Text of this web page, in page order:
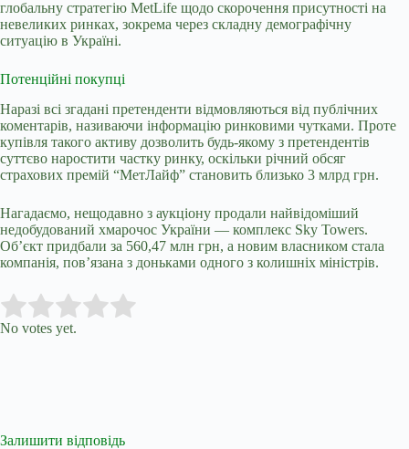
глобальну стратегію MetLife щодо скорочення присутності на
невеликих ринках, зокрема через складну демографічну
ситуацію в Україні.
Потенційні покупці
Наразі всі згадані претенденти відмовляються від публічних
коментарів, називаючи інформацію ринковими чутками. Проте
купівля такого активу дозволить будь-якому з претендентів
суттєво наростити частку ринку, оскільки річний обсяг
страхових премій “МетЛайф” становить близько 3 млрд грн.
Нагадаємо, нещодавно з аукціону продали найвідоміший
недобудований хмарочос України — комплекс Sky Towers.
Об’єкт придбали за 560,47 млн грн, а новим власником стала
компанія, пов’язана з доньками одного з колишніх міністрів.
Rate this item:
No votes yet.
Залишити відповідь